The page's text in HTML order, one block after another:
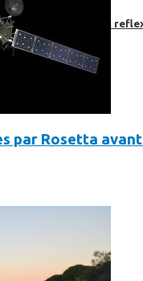
appareil photo « reflex
par Rosetta